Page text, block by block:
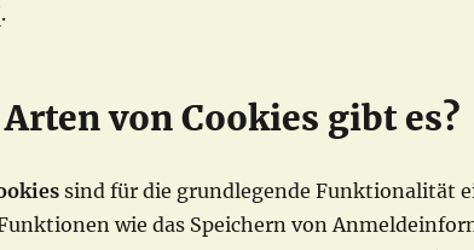
.
von Cookies gibt es?
sind für die grundlegende Funktionalität
wie das Speichern von